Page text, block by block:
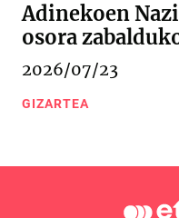
Adinekoen
osora
2026/07/23
GIZARTEA